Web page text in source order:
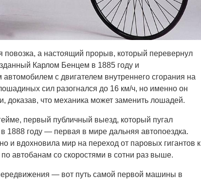
а настоящий прорыв, который перевернул
Карлом Бенцем в 1885 году и
с двигателем внутреннего сгорания на
сил разогнался до 16 км/ч, но именно он
доказав, что механика может заменить лошадей.
первый публичный выезд, который пугал
1888 году — первая в мире дальняя автопоездка.
и вдохновила мир на переход от паровых гигантов к
автобанам со скоростями в сотни раз выше.
— вот путь самой первой машины в